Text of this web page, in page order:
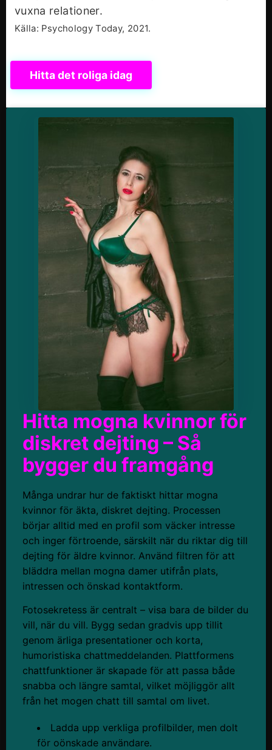
vuxna relationer.
Källa: Psychology Today, 2021.
Hitta det roliga idag
Hitta mogna kvinnor för
diskret dejting – Så
bygger du framgång
Många undrar hur de faktiskt hittar mogna
kvinnor för äkta, diskret dejting. Processen
börjar alltid med en profil som väcker intresse
och inger förtroende, särskilt när du riktar dig till
dejting för äldre kvinnor. Använd filtren för att
bläddra mellan mogna damer utifrån plats,
intressen och önskad kontaktform.
Fotosekretess är centralt – visa bara de bilder du
vill, när du vill. Bygg sedan gradvis upp tillit
genom ärliga presentationer och korta,
humoristiska chattmeddelanden. Plattformens
chattfunktioner är skapade för att passa både
snabba och längre samtal, vilket möjliggör allt
från het mogen chatt till samtal om livet.
Ladda upp verkliga profilbilder, men dolt
för oönskade användare.